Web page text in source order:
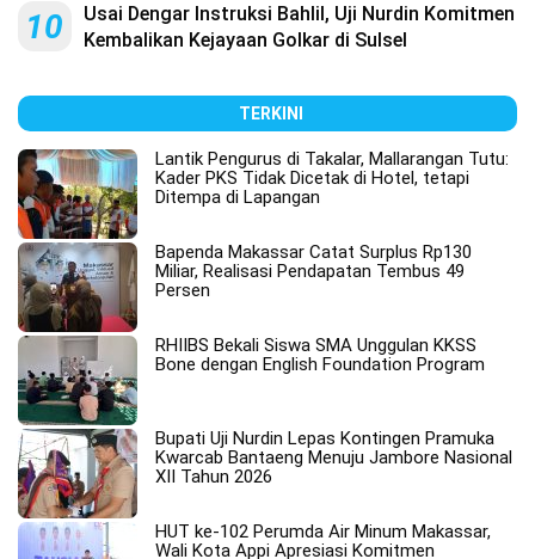
10
Usai Dengar Instruksi Bahlil, Uji Nurdin Komitmen
Kembalikan Kejayaan Golkar di Sulsel
TERKINI
Lantik Pengurus di Takalar, Mallarangan Tutu:
Kader PKS Tidak Dicetak di Hotel, tetapi
Ditempa di Lapangan
Bapenda Makassar Catat Surplus Rp130
Miliar, Realisasi Pendapatan Tembus 49
Persen
RHIIBS Bekali Siswa SMA Unggulan KKSS
Bone dengan English Foundation Program
Bupati Uji Nurdin Lepas Kontingen Pramuka
Kwarcab Bantaeng Menuju Jambore Nasional
XII Tahun 2026
HUT ke-102 Perumda Air Minum Makassar,
Wali Kota Appi Apresiasi Komitmen